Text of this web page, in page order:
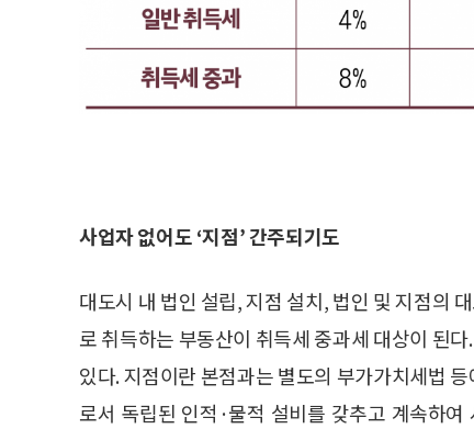
사업자 없어도 ‘지점’ 간주되기도
대도시 내 법인 설립, 지점 설치, 법인 및 지점의
로 취득하는 부동산이 취득세 중과세 대상이 된
있다. 지점이란 본점과는 별도의 부가가치세법
로서 독립된 인적·물적 설비를 갖추고 계속하